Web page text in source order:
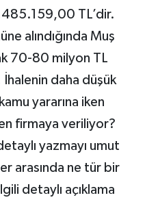
TL’dir.
alındığında Muş
70-80 milyon TL
daha düşük
yararına iken
firmaya veriliyor?
yazmayı umut
arasında ne tür bir
detaylı açıklama